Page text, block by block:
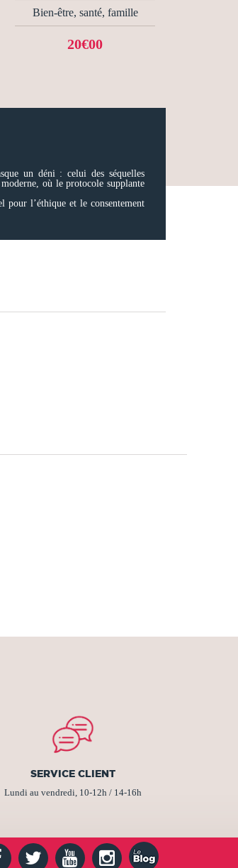
Bien-être, santé, famille
20€00
un déni : celui des séquelles
où le protocole supplante
pour l’éthique et le consentement
SERVICE CLIENT
Lundi au vendredi, 10-12h / 14-16h